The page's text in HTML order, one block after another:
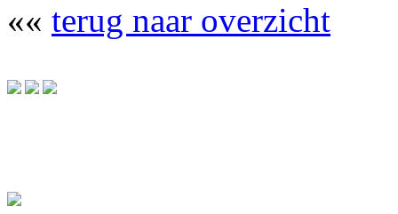
«« terug naar overzicht